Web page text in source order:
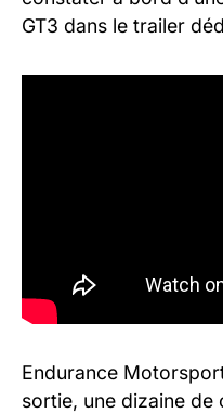
GT3 dans le trailer
Endurance
sortie, une dizaine de